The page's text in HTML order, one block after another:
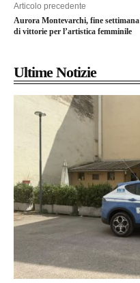
Articolo precedente
Aurora Montevarchi, fine settimana
di vittorie per l’artistica femminile
Ultime Notizie